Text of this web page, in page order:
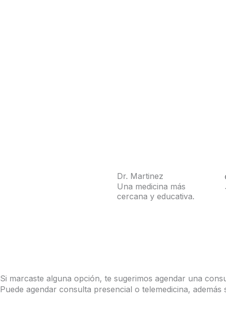
Dr. Martinez
Una medicina más
cercana y educativa.
Si marcaste alguna opción, te sugerimos agendar una
Puede agendar consulta presencial o telemedicina,